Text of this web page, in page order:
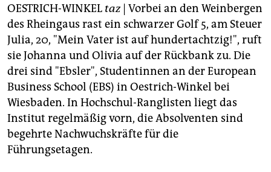
abo
genossenschaft
epaper login
OESTRICH-WINKEL taz| Vorbei an den Weinbergen
des Rheingaus rast ein schwarzer Golf 5, am Steuer
Julia, 20, "Mein Vater ist auf hundertachtzig!", ruft
sie Johanna und Olivia auf der Rückbank zu. Die
drei sind "Ebsler", Studentinnen an der European
Business School (EBS) in Oestrich-Winkel bei
Wiesbaden. In Hochschul-Ranglisten liegt das
Institut regelmäßig vorn, die Absolventen sind
begehrte Nachwuchskräfte für die
Führungsetagen.